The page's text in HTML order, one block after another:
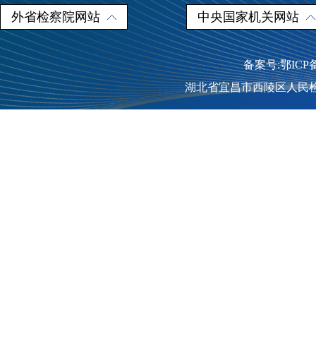
外省检察院网站 中央国家机关网站
备案号:鄂ICP
湖北省宜昌市西陵区人民